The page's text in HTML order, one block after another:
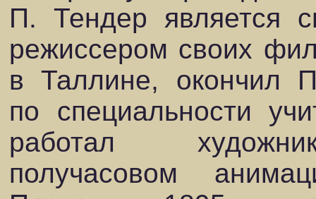
П. Тендер является
режиссером своих
в Таллине, окончил
по специальности
работал
получасовом